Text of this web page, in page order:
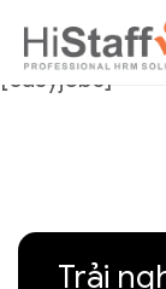
[easyjobs]
Trải